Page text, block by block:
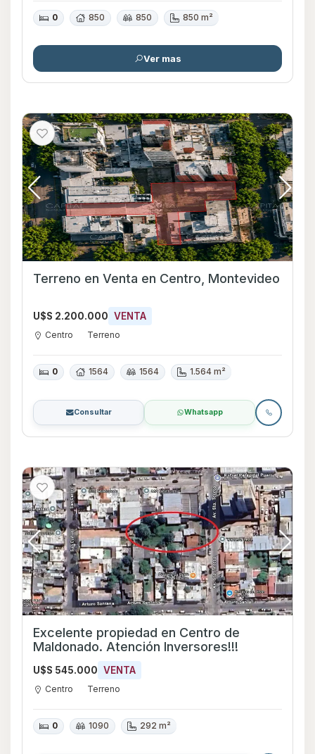
0 850 850 850 m²
Ver mas
Terreno en Venta en Centro, Montevideo
U$S 2.200.000 VENTA
Centro Terreno
0 1564 1564 1.564 m²
Consultar Whatsapp
Excelente propiedad en Centro de
Maldonado. Atención Inversores!!!
U$S 545.000 VENTA
Centro Terreno
0 1090 292 m²